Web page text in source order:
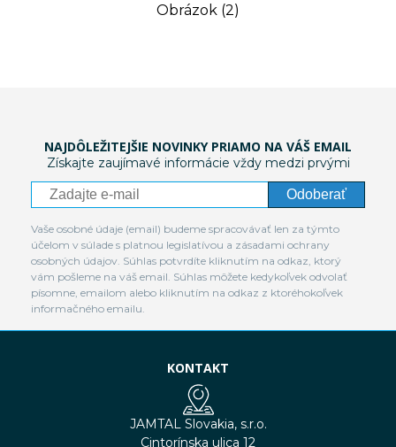
Obrázok (2)
NAJDÔLEŽITEJŠIE NOVINKY PRIAMO NA VÁŠ EMAIL
Získajte zaujímavé informácie vždy medzi prvými
Odoberať
Vaše osobné údaje (email) budeme spracovávať len za týmto
účelom v súlade s platnou legislatívou a zásadami ochrany
osobných údajov. Súhlas potvrdíte kliknutím na odkaz, ktorý
vám pošleme na váš email. Súhlas môžete kedykoľvek odvolať
písomne, emailom alebo kliknutím na odkaz z ktoréhokoľvek
informačného emailu.
KONTAKT
JAMTAL Slovakia, s.r.o.
Cintorínska ulica 12